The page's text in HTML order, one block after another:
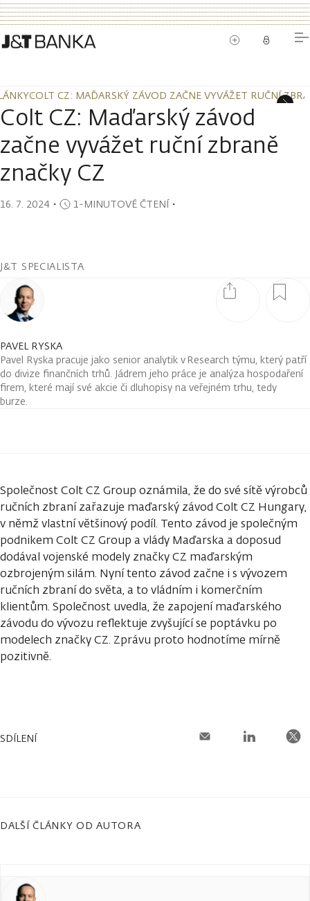
COLT CZ: MAĎARSKÝ ZÁVOD ZAČNE VYVÁŽET RUČNÍ
COLT CZ: MAĎARSKÝ ZÁVOD ZAČNE VYVÁŽET RUČNÍ
Colt CZ: Maďarský závod
začne vyvážet ruční zbraně
značky CZ
16. 7. 2024 ・ 1-MINUTOVÉ ČTENÍ・
J&T SPECIALISTA
PAVEL RYSKA
Pavel Ryska pracuje jako senior analytik v Research týmu, který patří
do divize finančních trhů. Jádrem jeho práce je analýza hospodaření
firem, které mají své akcie či dluhopisy na veřejném trhu, tedy
burze.
Společnost Colt CZ Group oznámila, že do své sítě výrobců
ručních zbraní zařazuje maďarský závod Colt CZ Hungary,
v němž vlastní většinový podíl. Tento závod je společným
podnikem Colt CZ Group a vlády Maďarska a doposud
dodával vojenské modely značky CZ maďarským
ozbrojeným silám. Nyní tento závod začne i s vývozem
ručních zbraní do světa, a to vládním i komerčním
klientům. Společnost uvedla, že zapojení maďarského
závodu do vývozu reflektuje zvyšující se poptávku po
modelech značky CZ. Zprávu proto hodnotíme mírně
pozitivně.
SDÍLENÍ
DALŠÍ ČLÁNKY OD AUTORA